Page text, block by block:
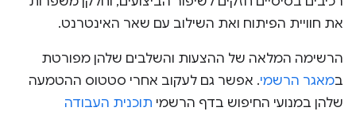
את חוויית הפיתוח ואת השילוב עם שאר האינטרנט.
הרשימה המלאה של ההצעות והשלבים שלהן מפורטת
במאגר הרשמי. אפשר גם לעקוב אחרי סטטוס ההטמעה
שלהן במנועי החיפוש בדף הרשמי תוכנית העבודה